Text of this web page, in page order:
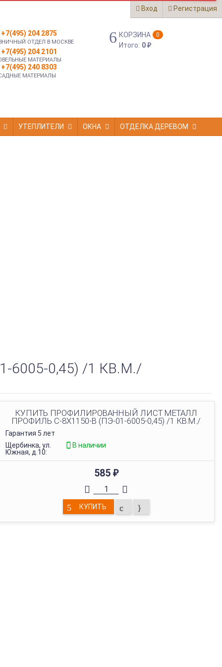
Вход Регистрация
+7(495) 204 2875
ОТДЕЛ В МОСКВЕ
+7(495) 204 2101
МАТЕРИАЛЫ
+7(495) 240 8303
МАТЕРИАЛЫ
КОРЗИНА 0
Итого: 0₽
УТЕПЛИТЕЛИ ОКНА ОТДЕЛКА ДЕРЕВОМ
0,45) /1 КВ.М./
КУПИТЬ ПРОФИЛИРОВАННЫЙ ЛИСТ МЕТАЛЛ
ПРОФИЛЬ С-8Х1150-B (ПЭ-01-6005-0,45) /1 КВ.М./
Гарантия 5 лет
Щербинка, ул.
Южная, д.10:
В наличии
585 ₽
КУПИТЬ